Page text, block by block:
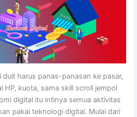
duit harus panas-panasan ke pasar,
HP, kuota, sama skill scroll jempol
digital itu intinya semua aktivitas
pakai teknologi digital. Mulai dari